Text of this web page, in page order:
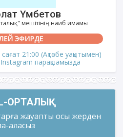
Үмбетов
мешітінің наиб имамы
ЭФИРДЕ
21:00 (Ақтөбе уақытымен)
Instagram парақшамызда
ОРТАЛЫҚ
жауапты осы жерден
аласыз